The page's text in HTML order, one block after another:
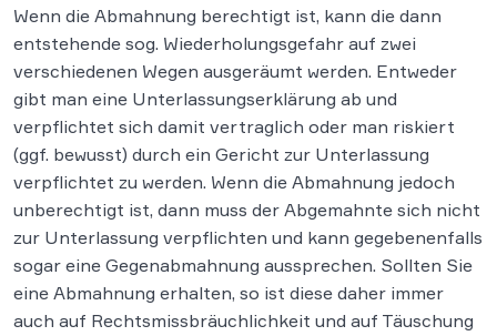
Wenn die Abmahnung berechtigt ist, kann die dann
entstehende sog. Wiederholungsgefahr auf zwei
verschiedenen Wegen ausgeräumt werden. Entweder
gibt man eine Unterlassungserklärung ab und
verpflichtet sich damit vertraglich oder man riskiert
(ggf. bewusst) durch ein Gericht zur Unterlassung
verpflichtet zu werden. Wenn die Abmahnung jedoch
unberechtigt ist, dann muss der Abgemahnte sich nicht
zur Unterlassung verpflichten und kann gegebenenfalls
sogar eine Gegenabmahnung aussprechen. Sollten Sie
eine Abmahnung erhalten, so ist diese daher immer
auch auf Rechtsmissbräuchlichkeit und auf Täuschung